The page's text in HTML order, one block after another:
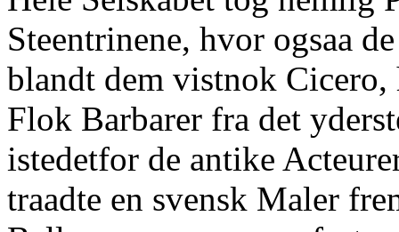
Steentrinene, hvor ogsaa
blandt dem vistnok
Flok Barbarer fra det
istedetfor de antike
traadte en svensk Maler